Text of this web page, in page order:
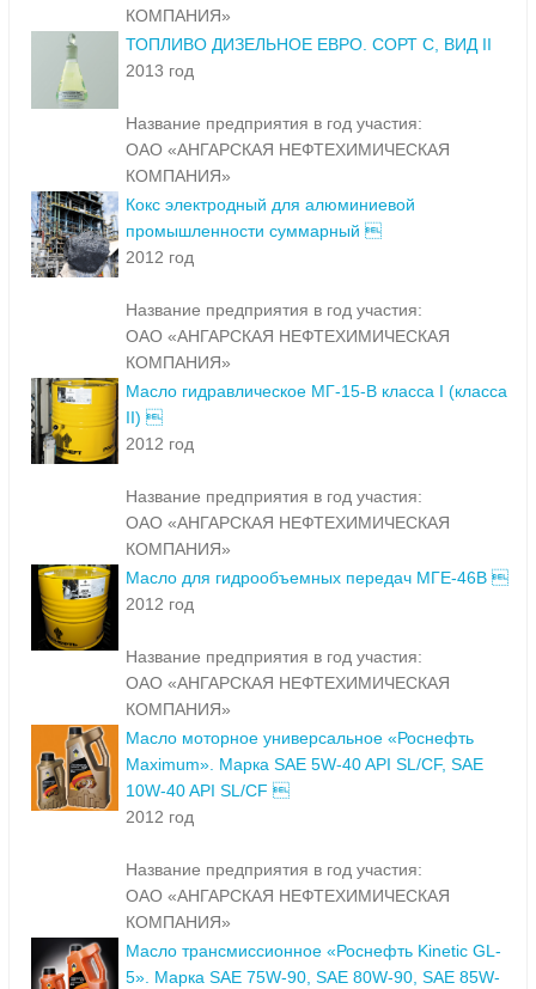
КОМПАНИЯ»
ТОПЛИВО ДИЗЕЛЬНОЕ ЕВРО. СОРТ С, ВИД II
2013 год
Название предприятия в год участия:
ОАО «АНГАРСКАЯ НЕФТЕХИМИЧЕСКАЯ
КОМПАНИЯ»
Кокс электродный для алюминиевой
промышленности суммарный 
2012 год
Название предприятия в год участия:
ОАО «АНГАРСКАЯ НЕФТЕХИМИЧЕСКАЯ
КОМПАНИЯ»
Масло гидравлическое МГ-15-В класса I (класса
II) 
2012 год
Название предприятия в год участия:
ОАО «АНГАРСКАЯ НЕФТЕХИМИЧЕСКАЯ
КОМПАНИЯ»
Масло для гидрообъемных передач МГЕ-46В 
2012 год
Название предприятия в год участия:
ОАО «АНГАРСКАЯ НЕФТЕХИМИЧЕСКАЯ
КОМПАНИЯ»
Масло моторное универсальное «Роснефть
Maximum». Марка SAE 5W-40 API SL/CF, SAE
10W-40 API SL/CF 
2012 год
Название предприятия в год участия:
ОАО «АНГАРСКАЯ НЕФТЕХИМИЧЕСКАЯ
КОМПАНИЯ»
Масло трансмиссионное «Роснефть Kinetic GL-
5». Марка SAE 75W-90, SAE 80W-90, SAE 85W-